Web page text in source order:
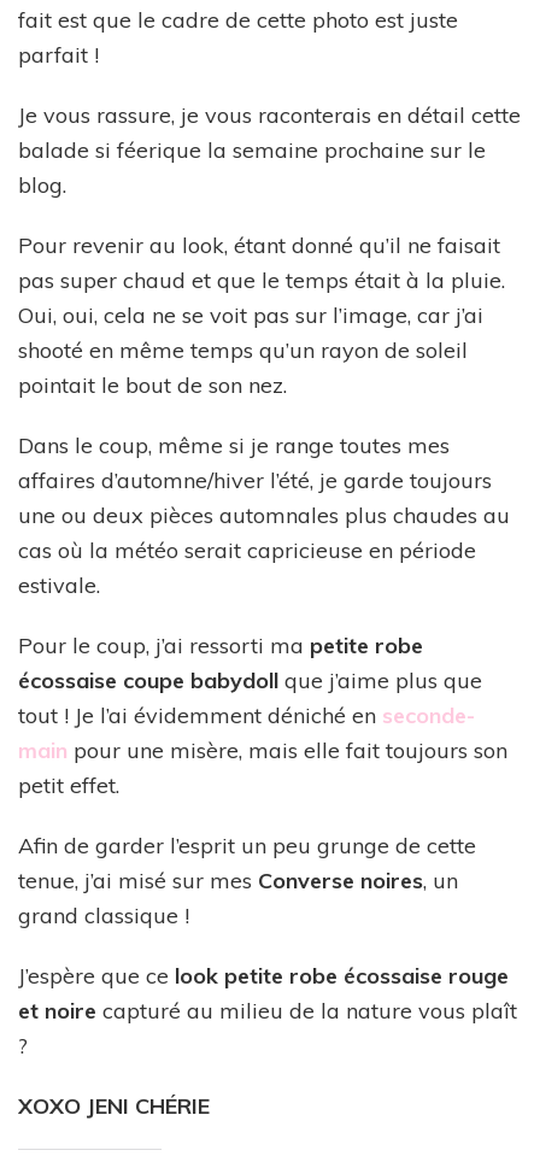
fait est que le cadre de cette photo est juste
parfait !
Je vous rassure, je vous raconterais en détail cette
balade si féerique la semaine prochaine sur le
blog.
Pour revenir au look, étant donné qu’il ne faisait
pas super chaud et que le temps était à la pluie.
Oui, oui, cela ne se voit pas sur l’image, car j’ai
shooté en même temps qu’un rayon de soleil
pointait le bout de son nez.
Dans le coup, même si je range toutes mes
affaires d’automne/hiver l’été, je garde toujours
une ou deux pièces automnales plus chaudes au
cas où la météo serait capricieuse en période
estivale.
Pour le coup, j’ai ressorti ma petite robe
écossaise coupe babydoll que j’aime plus que
tout ! Je l’ai évidemment déniché en seconde-
main pour une misère, mais elle fait toujours son
petit effet.
Afin de garder l’esprit un peu grunge de cette
tenue, j’ai misé sur mes Converse noires, un
grand classique !
J’espère que ce look petite robe écossaise rouge
et noire capturé au milieu de la nature vous plaît
?
XOXO JENI CHÉRIE